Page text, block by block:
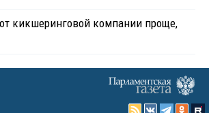
кикшеринговой компании проще,